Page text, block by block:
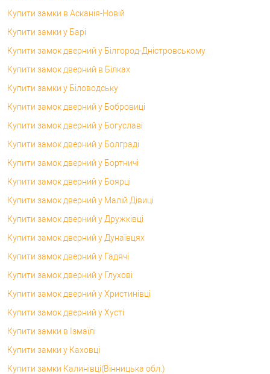
Купити замки в Асканія-Новій
Купити замки у Барі
Купити замок дверний у Білгород-Дністровському
Купити замок дверний в Білках
Купити замки у Біловодську
Купити замок дверний у Бобровиці
Купити замок дверний у Богуславі
Купити замок дверний у Болграді
Купити замок дверний у Бортничі
Купити замок дверний у Боярці
Купити замок дверний у Малій Дівиці
Купити замок дверний у Дружківці
Купити замок дверний у Дунаївцях
Купити замок дверний у Гадячі
Купити замок дверний у Глухові
Купити замок дверний у Христинівці
Купити замок дверний у Хусті
Купити замки в Ізмаїлі
Купити замки у Каховці
Купити замки Калинівці(Вінницька обл.)